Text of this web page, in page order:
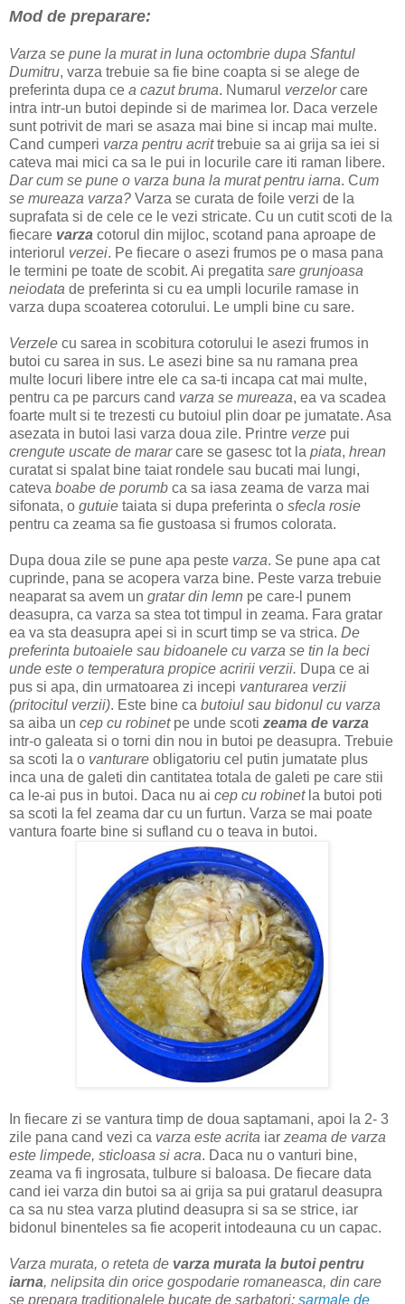
Mod de preparare:
Varza se pune la murat in luna octombrie dupa Sfantul
Dumitru, varza trebuie sa fie bine coapta si se alege de
preferinta dupa ce a cazut bruma. Numarul verzelorcare
intra intr-un butoi depinde si de marimea lor. Daca verzele
sunt potrivit de mari se asaza mai bine si incap mai multe.
Cand cumperi varza pentru acrittrebuie sa ai grija sa iei si
cateva mai mici ca sa le pui in locurile care iti raman libere.
Dar cum se pune o varza buna la murat pentru iarna. Cum
se mureaza varza? Varza se curata de foile verzi de la
suprafata si de cele ce le vezi stricate. Cu un cutit scoti de la
fiecare varza cotorul din mijloc, scotand pana aproape de
interiorul verzei. Pe fiecare o asezi frumos pe o masa pana
le termini pe toate de scobit. Ai pregatita sare grunjoasa
neiodata de preferinta si cu ea umpli locurile ramase in
varza dupa scoaterea cotorului. Le umpli bine cu sare.
Verzele cu sarea in scobitura cotorului le asezi frumos in
butoi cu sarea in sus. Le asezi bine sa nu ramana prea
multe locuri libere intre ele ca sa-ti incapa cat mai multe,
pentru ca pe parcurs cand varza se mureaza, ea va scadea
foarte mult si te trezesti cu butoiul plin doar pe jumatate. Asa
asezata in butoi lasi varza doua zile. Printre verze pui
crengute uscate de mararcare se gasesc tot la piata, hrean
curatat si spalat bine taiat rondele sau bucati mai lungi,
cateva boabe de porumb ca sa iasa zeama de varza mai
sifonata, o gutuie taiata si dupa preferinta o sfecla rosie
pentru ca zeama sa fie gustoasa si frumos colorata.
Dupa doua zile se pune apa peste varza. Se pune apa cat
cuprinde, pana se acopera varza bine. Peste varza trebuie
neaparat sa avem un gratar din lemn pe care-l punem
deasupra, ca varza sa stea tot timpul in zeama. Fara gratar
ea va sta deasupra apei si in scurt timp se va strica. De
preferinta butoaiele sau bidoanele cu varza se tin la beci
unde este o temperatura propice acririi verzii. Dupa ce ai
pus si apa, din urmatoarea zi incepi vanturarea verzii
(pritocitul verzii). Este bine ca butoiul sau bidonul cu varza
sa aiba un cep cu robinetpe unde scoti zeama de varza
intr-o galeata si o torni din nou in butoi pe deasupra. Trebuie
sa scoti la o vanturare obligatoriu cel putin jumatate plus
inca una de galeti din cantitatea totala de galeti pe care stii
ca le-ai pus in butoi. Daca nu ai cep cu robinetla butoi poti
sa scoti la fel zeama dar cu un furtun. Varza se mai poate
vantura foarte bine si sufland cu o teava in butoi.
In fiecare zi se vantura timp de doua saptamani, apoi la 2- 3
zile pana cand vezi ca varza este acrita iar zeama de varza
este limpede, sticloasa si acra. Daca nu o vanturi bine,
zeama va fi ingrosata, tulbure si baloasa. De fiecare data
cand iei varza din butoi sa ai grija sa pui gratarul deasupra
ca sa nu stea varza plutind deasupra si sa se strice, iar
bidonul binenteles sa fie acoperit intodeauna cu un capac.
Varza murata, o reteta de varza murata la butoi pentru
iarna, nelipsita din orice gospodarie romaneasca, din care
se prepara traditionalele bucate de sarbatori: sarmale de